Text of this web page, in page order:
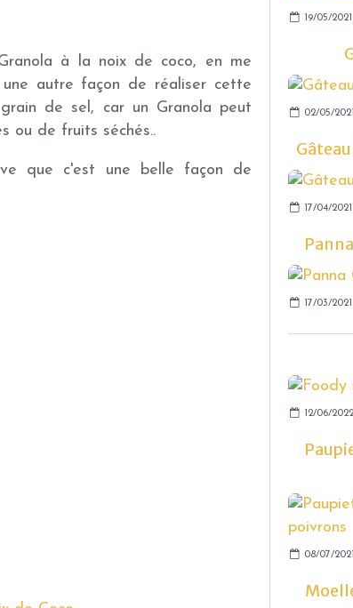
à la noix de coco, en me
autre façon de réaliser cette
de sel, car un Granola peut
ou de fruits séchés..
que c'est une belle façon de
19/05/2021
02/05/2021
17/04/2021
17/03/2021
12/06/2022
08/07/2021